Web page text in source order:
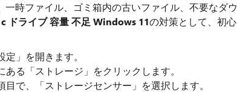
時ファイル、ゴミ箱内の古いファイル、不要なダウ
c ドライブ 容量 不足 Windows 11の対策として、初心
」を開きます。
る「ストレージ」をクリックします。
で、「ストレージセンサー」を選択します。